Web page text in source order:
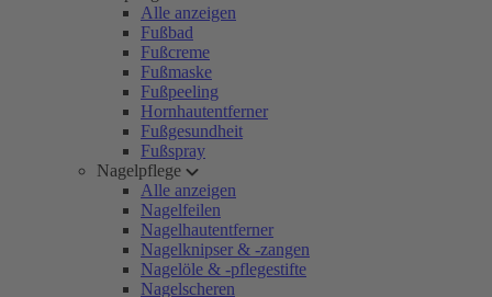
Alle anzeigen
Fußbad
Fußcreme
Fußmaske
Fußpeeling
Hornhautentferner
Fußgesundheit
Fußspray
Nagelpflege
Alle anzeigen
Nagelfeilen
Nagelhautentferner
Nagelknipser & -zangen
Nagelöle & -pflegestifte
Nagelscheren